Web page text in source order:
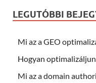
LEGUTÓBBI
Mi az a GEO
Hogyan
Mi az a domain